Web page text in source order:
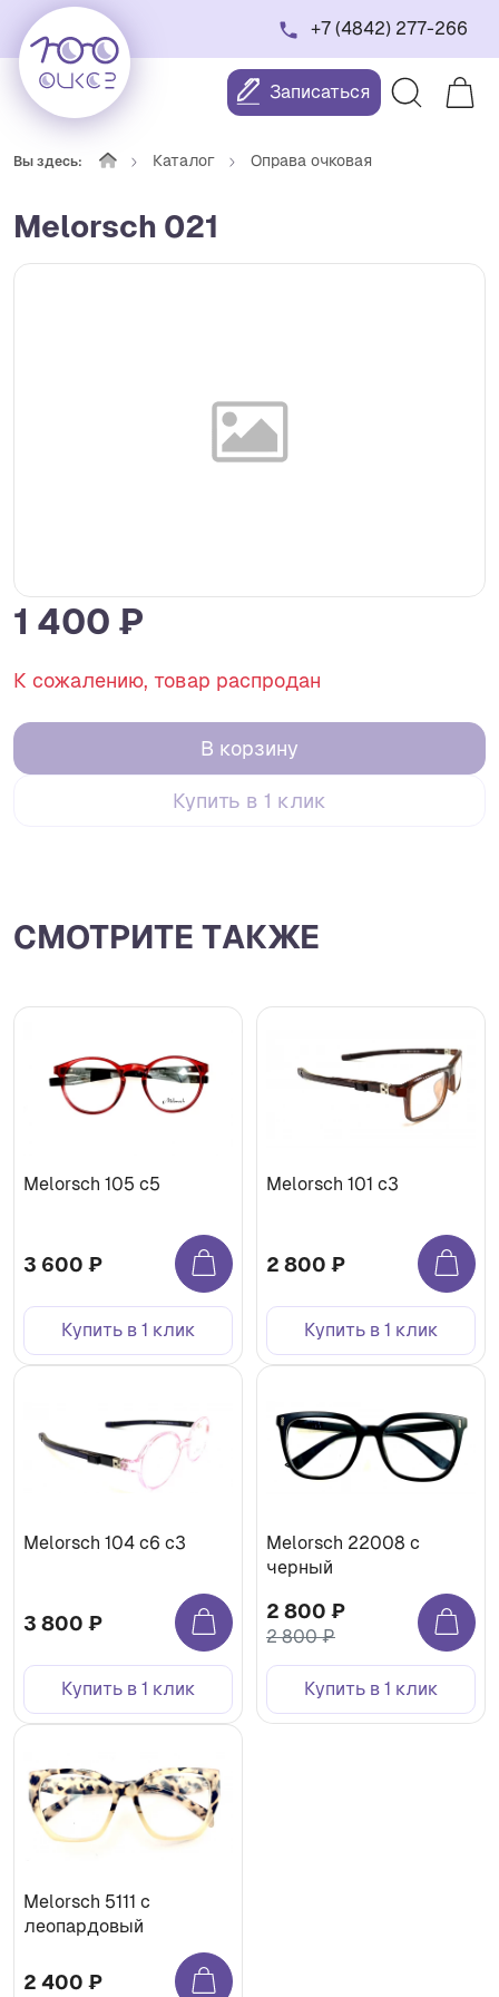
+7 (4842) 277-266
Записаться
Вы здесь: Каталог Оправа очковая
Melorsch 021
1 400 ₽
К сожалению, товар распродан
В корзину
Купить в 1 клик
СМОТРИТЕ ТАКЖЕ
Melorsch 105 с5
3 600 ₽
Купить в 1 клик
Melorsch 101 c3
2 800 ₽
Купить в 1 клик
Melorsch 104 c6 c3
3 800 ₽
Купить в 1 клик
Melorsch 22008 с
черный
2 800 ₽
2 800 ₽
Купить в 1 клик
Melorsch 5111 с
леопардовый
2 400 ₽